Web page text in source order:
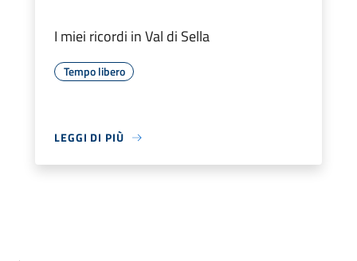
I miei ricordi in Val di Sella
Tempo libero
LEGGI DI PIÙ